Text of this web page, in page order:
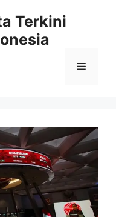
Terkini
Menu